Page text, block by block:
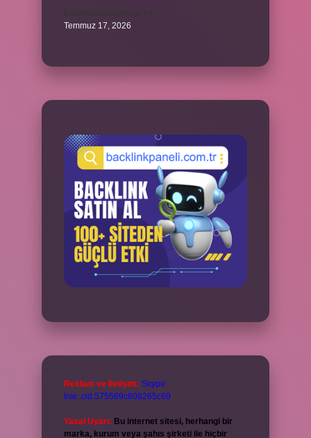
Temmuz 17, 2026
Reklam ve İletişim: Skype:
live:.cid.575569c608265c69
Yasal Uyarı: Bu internet sitesi, herhangi bir
marka, kurum veya şahıs şirketi ile hiçbir